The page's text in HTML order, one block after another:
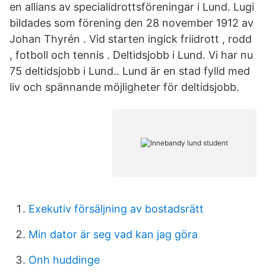
en allians av specialidrottsföreningar i Lund. Lugi
bildades som förening den 28 november 1912 av
Johan Thyrén . Vid starten ingick friidrott , rodd
, fotboll och tennis . Deltidsjobb i Lund. Vi har nu
75 deltidsjobb i Lund.. Lund är en stad fylld med
liv och spännande möjligheter för deltidsjobb.
Exekutiv försäljning av bostadsrätt
Min dator är seg vad kan jag göra
Onh huddinge